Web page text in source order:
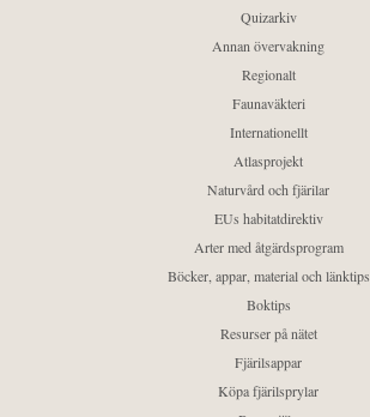
Quizarkiv
Annan övervakning
Regionalt
Faunaväkteri
Internationellt
Atlasprojekt
Naturvård och fjärilar
EUs habitatdirektiv
Arter med åtgärdsprogram
Böcker, appar, material och länktips
Boktips
Resurser på nätet
Fjärilsappar
Köpa fjärilsprylar